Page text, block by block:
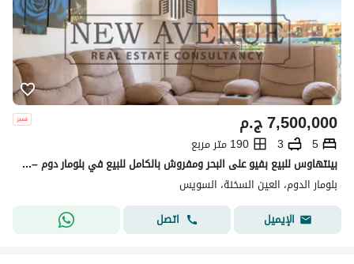
ج.م7,500,000
5
3
190 متر مربع
بينتهاوس للبيع بفيو على البحر ومفروش بالكامل للبيع في بلومار دوم – العين السخنه - استلام فورى -blumar Dome
بلومار الدوم، العين السخنة، السويس
الإيميل
اتصل